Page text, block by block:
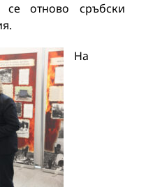
отново сръбски
На